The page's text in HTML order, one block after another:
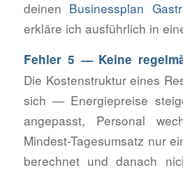
deinen Businessplan
erkläre ich ausführlich in
Fehler 5 — Keine
Die Kostenstruktur eines
sich — Energiepreise
angepasst, Personal
Mindest-Tagesumsatz nur
berechnet und danach